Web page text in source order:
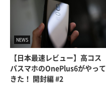
NEWS
【日本最速レビュー】高コス
パスマホのOnePlus6がやって
きた！ 開封編 #2